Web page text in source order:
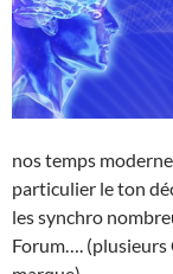
nos temps
particulier le ton
les synchro
Forum…. (plusieurs